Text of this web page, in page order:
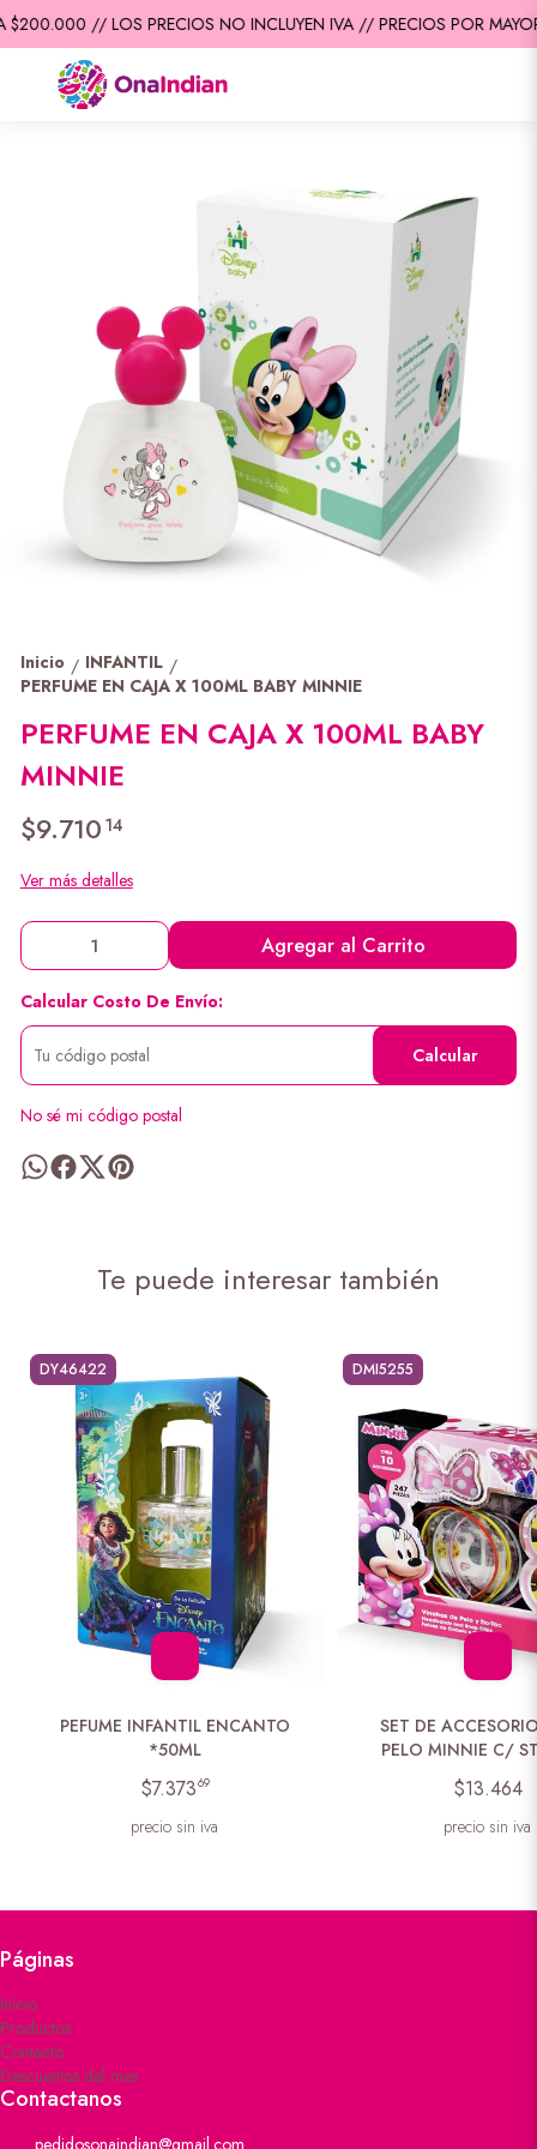
// LOS PRECIOS NO INCLUYEN IVA // PRECIOS POR
Inicio / INFANTIL /
PERFUME EN CAJA X 100ML BABY MINNIE
PERFUME EN CAJA X 100ML BABY
MINNIE
$9.710 14
Ver más detalles
Agregar al Carrito
Calcular Costo De Envío:
Calcular
No sé mi código postal
Te puede interesar también
DY46422
PEFUME INFANTIL ENCANTO
*50ML
$7.37369
precio sin iva
DMI5255
SET DE
PELO MINNIE C/
$13.464
precio sin iva
Páginas
Inicio
Productos
Contacto
Descuentos del mes
Contactanos